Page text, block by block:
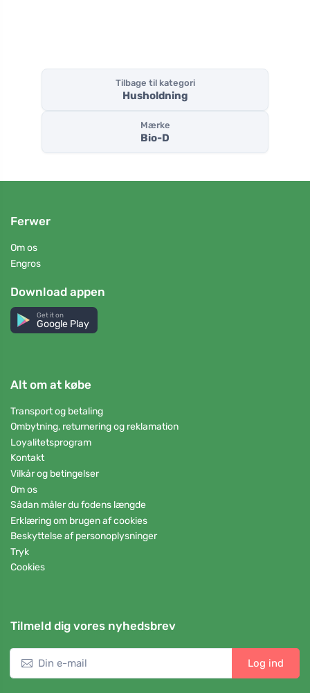
Tilbage til kategori
Husholdning
Mærke
Bio-D
Ferwer
Om os
Engros
Download appen
Get it on
Google Play
Alt om at købe
Transport og betaling
Ombytning, returnering og reklamation
Loyalitetsprogram
Kontakt
Vilkår og betingelser
Om os
Sådan måler du fodens længde
Erklæring om brugen af cookies
Beskyttelse af personoplysninger
Tryk
Cookies
Tilmeld dig vores nyhedsbrev
Log ind